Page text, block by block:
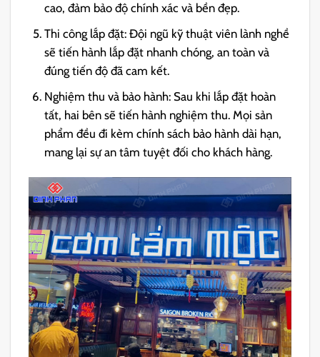
cao, đảm bảo độ chính xác và bền đẹp.
Thi công lắp đặt: Đội ngũ kỹ thuật viên lành nghề
sẽ tiến hành lắp đặt nhanh chóng, an toàn và
đúng tiến độ đã cam kết.
Nghiệm thu và bảo hành: Sau khi lắp đặt hoàn
tất, hai bên sẽ tiến hành nghiệm thu. Mọi sản
phẩm đều đi kèm chính sách bảo hành dài hạn,
mang lại sự an tâm tuyệt đối cho khách hàng.